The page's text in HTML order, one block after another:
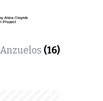
Anzuelos (16)